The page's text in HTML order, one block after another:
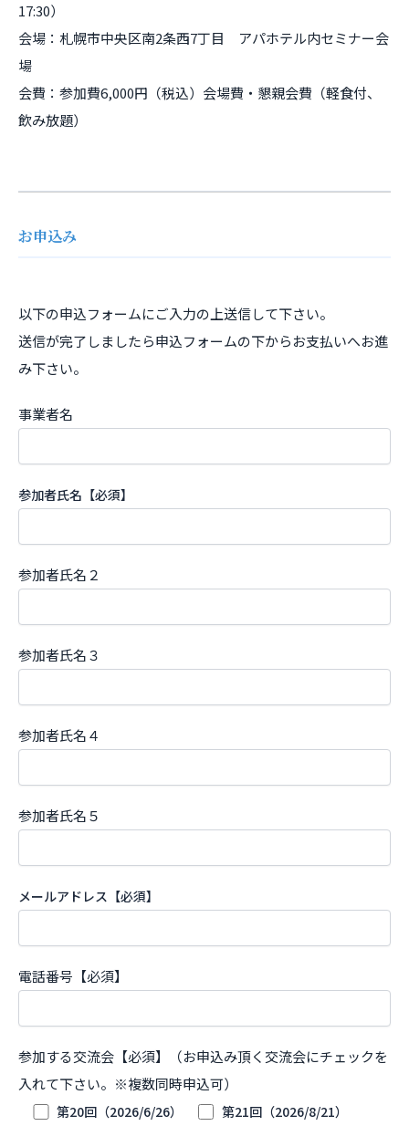
17:30）
会場：札幌市中央区南2条西7丁目 アパホテル内セミナー会
場
会費：参加費6,000円（税込）会場費・懇親会費（軽食付、
飲み放題）
お申込み
以下の申込フォームにご入力の上送信して下さい。
送信が完了しましたら申込フォームの下からお支払いへお進
み下さい。
事業者名
参加者氏名【必須】
参加者氏名２
参加者氏名３
参加者氏名４
参加者氏名５
メールアドレス【必須】
電話番号【必須】
参加する交流会【必須】（お申込み頂く交流会にチェックを
入れて下さい。※複数同時申込可）
第20回（2026/6/26）
第21回（2026/8/21）